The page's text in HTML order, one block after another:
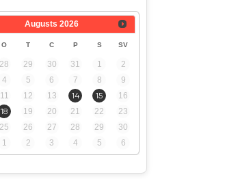
Augusts 2026
O T C P S SV
28 29 30 31 1
2
4 5 6 7 8
9
11 12 13 14 15
16
18 19 20 21 22
23
25 26 27 28 29
30
1 2 3 4 5 6